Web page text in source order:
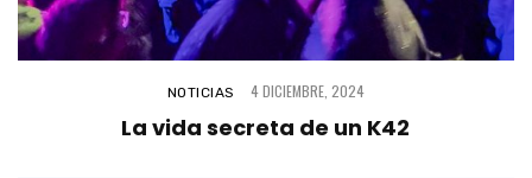
NOTICIAS 4 DICIEMBRE, 2024
La vida secreta de un K42